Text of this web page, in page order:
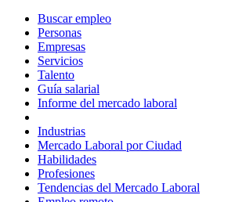
Buscar empleo
Personas
Empresas
Servicios
Talento
Guía salarial
Informe del mercado laboral
Industrias
Mercado Laboral por Ciudad
Habilidades
Profesiones
Tendencias del Mercado Laboral